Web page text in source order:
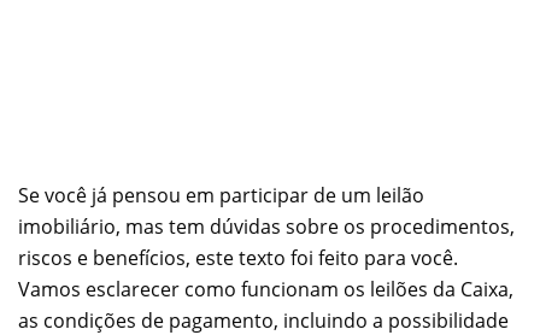
Se você já pensou em participar de um leilão
imobiliário, mas tem dúvidas sobre os procedimentos,
riscos e benefícios, este texto foi feito para você.
Vamos esclarecer como funcionam os leilões da Caixa,
as condições de pagamento, incluindo a possibilidade